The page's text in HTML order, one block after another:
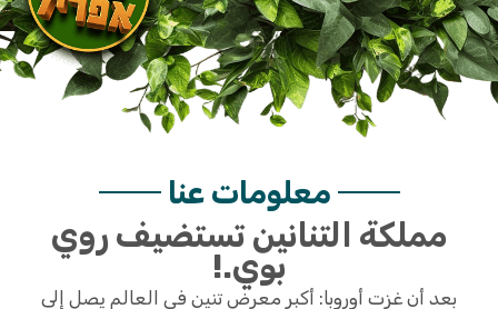
معلومات عنا
مملكة التنانين تستضيف روي
بوي.!
بعد أن غزت أوروبا: أكبر معرض تنين في العالم يصل إلى